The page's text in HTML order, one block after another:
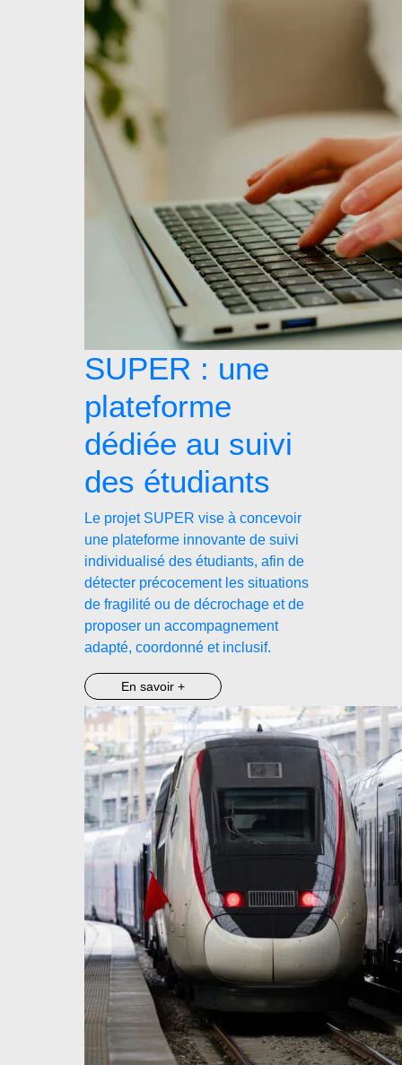
SUPER : une
plateforme
dédiée au suivi
des étudiants
Le projet SUPER vise à concevoir
une plateforme innovante de suivi
individualisé des étudiants, afin de
détecter précocement les situations
de fragilité ou de décrochage et de
proposer un accompagnement
adapté, coordonné et inclusif.
En savoir +